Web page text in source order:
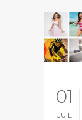
01
JUIL